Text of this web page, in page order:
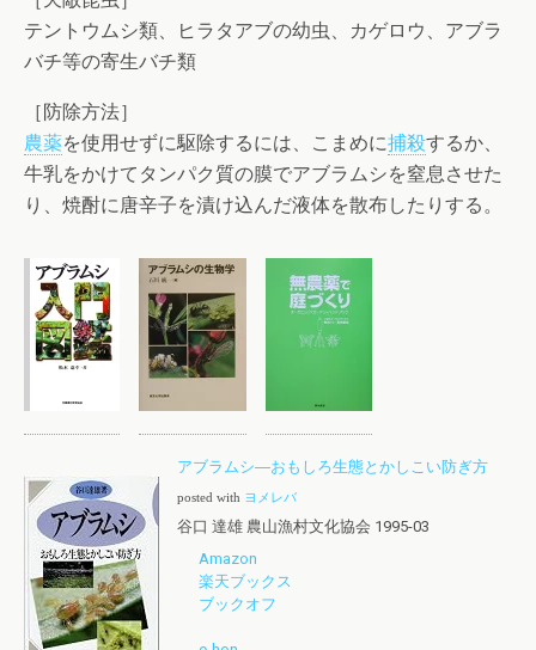
テントウムシ類、ヒラタアブの幼虫、カゲロウ、アブラ
バチ等の寄生バチ類
［防除方法］
農薬を使用せずに駆除するには、こまめに捕殺するか、
牛乳をかけてタンパク質の膜でアブラムシを窒息させた
り、焼酎に唐辛子を漬け込んだ液体を散布したりする。
アブラムシ―おもしろ生態とかしこい防ぎ方
posted with ヨメレバ
谷口 達雄 農山漁村文化協会 1995-03
Amazon
楽天ブックス
ブックオフ